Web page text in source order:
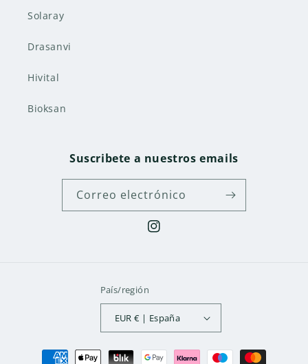
Solaray
Drasanvi
Hivital
Bioksan
Suscribete a nuestros emails
Correo electrónico
Instagram
País/región
EUR € | España
Formas